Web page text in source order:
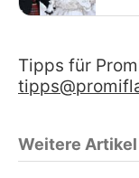
Tipps für
Weitere Artikel